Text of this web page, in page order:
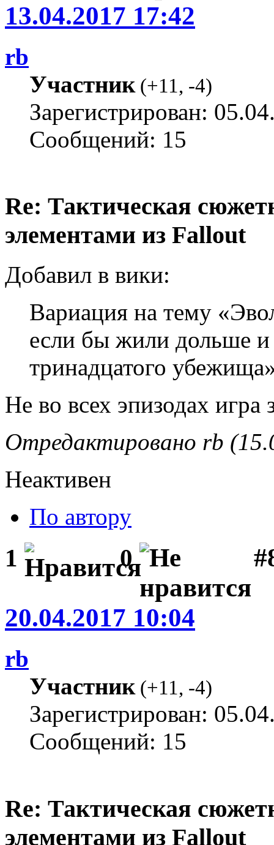
13.04.2017 17:42
rb
Участник(+11, -4)
Зарегистрирован:
Сообщений: 15
Re: Тактическая
элементами из Fallout
Добавил в вики:
Вариация на тему
если бы жили дольше
тринадцатого убежища
Не во всех эпизодах игра
Отредактировано rb
Неактивен
По автору
1 0
20.04.2017 10:04
rb
Участник(+11, -4)
Зарегистрирован:
Сообщений: 15
Re: Тактическая
элементами из Fallout